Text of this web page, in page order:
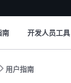
南 开发人员工具
用户指南